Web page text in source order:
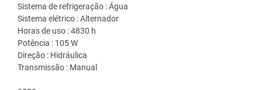
Sistema de refrigeração : Água
Sistema elétrico : Alternador
Horas de uso : 4830 h
Potência : 105 W
Direção : Hidráulica
Transmissão : Manual